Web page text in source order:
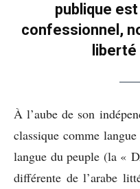
publique
confessionnel,
À l’aube de son
classique comme
langue du peuple (la «
différente de l’arabe